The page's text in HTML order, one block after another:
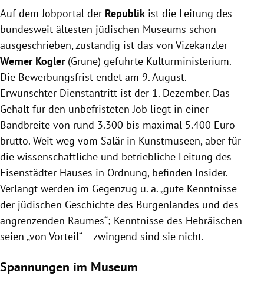
Auf dem Jobportal der Republik ist die Leitung des
bundesweit ältesten jüdischen Museums schon
ausgeschrieben, zuständig ist das von Vizekanzler
Werner Kogler(Grüne) geführte Kulturministerium.
Die Bewerbungsfrist endet am 9. August.
Erwünschter Dienstantritt ist der 1. Dezember. Das
Gehalt für den unbefristeten Job liegt in einer
Bandbreite von rund 3.300 bis maximal 5.400 Euro
brutto. Weit weg vom Salär in Kunstmuseen, aber für
die wissenschaftliche und betriebliche Leitung des
Eisenstädter Hauses in Ordnung, befinden Insider.
Verlangt werden im Gegenzug u. a. „gute Kenntnisse
der jüdischen Geschichte des Burgenlandes und des
angrenzenden Raumes“; Kenntnisse des Hebräischen
seien „von Vorteil“ – zwingend sind sie nicht.
Spannungen im Museum